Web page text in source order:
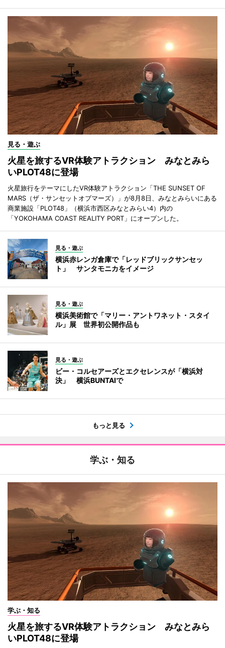
見る・遊ぶ
火星を旅するVR体験アトラクション みなとみら
いPLOT48に登場
火星旅行をテーマにしたVR体験アトラクション「THE SUNSET OF
MARS（ザ・サンセットオブマーズ）」が8月8日、みなとみらいにある
商業施設「PLOT48」（横浜市西区みなとみらい4）内の
「YOKOHAMA COAST REALITY PORT」にオープンした。
見る・遊ぶ
横浜赤レンガ倉庫で「レッドブリックサンセッ
ト」 サンタモニカをイメージ
見る・遊ぶ
横浜美術館で「マリー・アントワネット・スタイ
ル」展 世界初公開作品も
見る・遊ぶ
ビー・コルセアーズとエクセレンスが「横浜対
決」 横浜BUNTAIで
もっと見る
学ぶ・知る
学ぶ・知る
火星を旅するVR体験アトラクション みなとみら
いPLOT48に登場